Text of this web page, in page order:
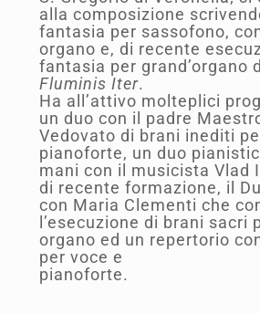
alla composizione
fantasia per sassofono,
organo e, di recente
fantasia per grand’organo
Fluminis Iter.
Ha all’attivo molteplici
un duo con il padre
Vedovato di brani inediti
pianoforte, un duo
mani con il musicista Vlad
di recente formazione, il
con Maria Clementi che
l’esecuzione di brani sacri
organo ed un repertorio
per voce e
pianoforte.